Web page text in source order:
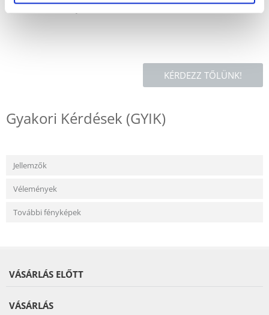
KÉRDEZZ TŐLÜNK!
Gyakori Kérdések (GYIK)
Jellemzők
Vélemények
További fényképek
VÁSÁRLÁS ELŐTT
VÁSÁRLÁS